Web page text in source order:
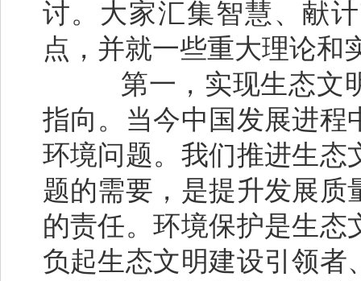
讨。大家汇集智慧、献
点，并就一些重大理论和
第一，实现生态文明
指向。当今中国发展进程
环境问题。我们推进生态
题的需要，是提升发展质
的责任。环境保护是生
负起生态文明建设引领者